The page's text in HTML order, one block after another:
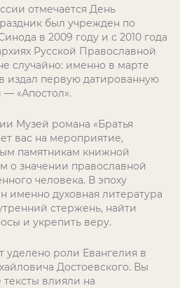
отмечается День
был учрежден по
в 2009 году и с 2010 года
Русской Православной
случайно: именно в марте
издал первую датированную
— «Апостол».
Музей романа «Братья
вас на мероприятие,
памятникам книжной
о значении православной
человека. В эпоху
именно духовная литература
стержень, найти
и укрепить веру.
уделено роли Евангелия в
Достоевского. Вы
тексты влияли на